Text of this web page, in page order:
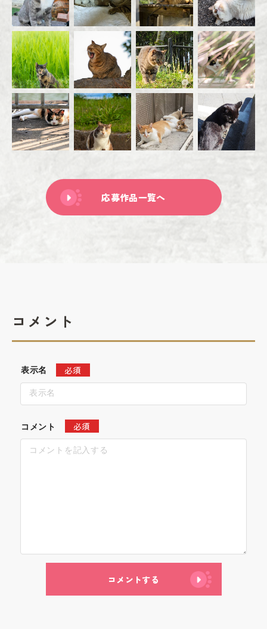
応募作品一覧へ
コメント
表示名 必須
コメント 必須
コメントする